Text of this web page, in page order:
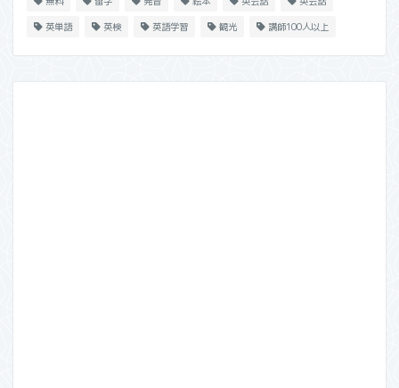
英単語 英検 英語学習 観光 講師100人以上